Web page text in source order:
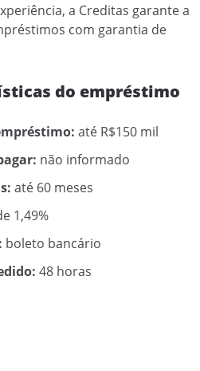
a Creditas garante a
com garantia de
do empréstimo
até R$150 mil
não informado
até 60 meses
1,49%
boleto bancário
48 horas